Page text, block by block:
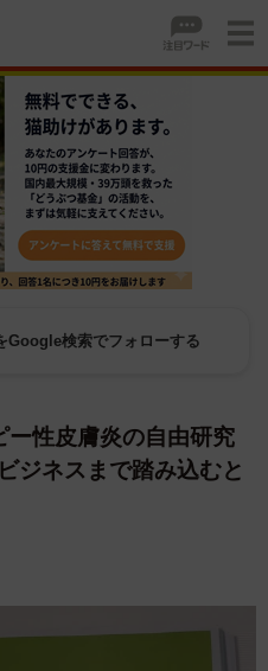
Google検索でフォローする
性皮膚炎の自由研究
ジネスまで踏み込むと